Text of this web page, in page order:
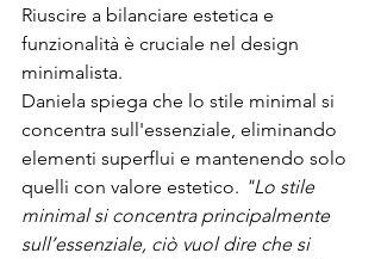
Riuscire a bilanciare estetica e
funzionalità è cruciale nel design
minimalista.
Daniela spiega che lo stile minimal si
concentra sull'essenziale, eliminando
elementi superflui e mantenendo solo
quelli con valore estetico. "Lo stile
minimal si concentra principalmente
sull’essenziale, ciò vuol dire che si